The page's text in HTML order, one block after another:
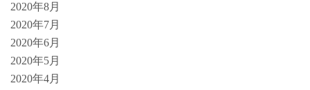
2020年8月
2020年7月
2020年6月
2020年5月
2020年4月